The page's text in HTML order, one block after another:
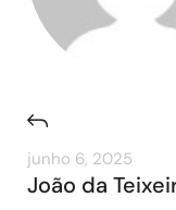
junho 6, 2025
João da